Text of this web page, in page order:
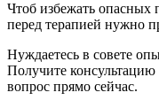
Чтоб избежать опасных
перед терапией нужно
Нуждаетесь в совете
Получите
вопрос прямо сейчас.